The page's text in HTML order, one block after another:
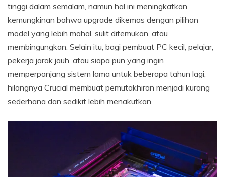
tinggi dalam semalam, namun hal ini meningkatkan
kemungkinan bahwa upgrade dikemas dengan pilihan
model yang lebih mahal, sulit ditemukan, atau
membingungkan. Selain itu, bagi pembuat PC kecil, pelajar,
pekerja jarak jauh, atau siapa pun yang ingin
memperpanjang sistem lama untuk beberapa tahun lagi,
hilangnya Crucial membuat pemutakhiran menjadi kurang
sederhana dan sedikit lebih menakutkan.